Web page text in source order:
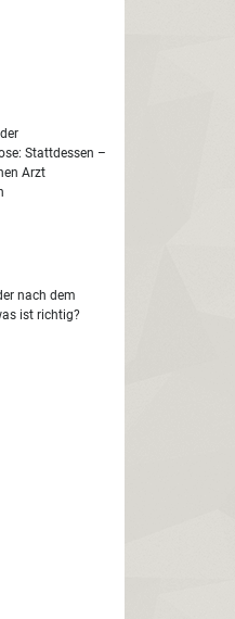
Stattdessen –
Arzt
nach dem
ist richtig?